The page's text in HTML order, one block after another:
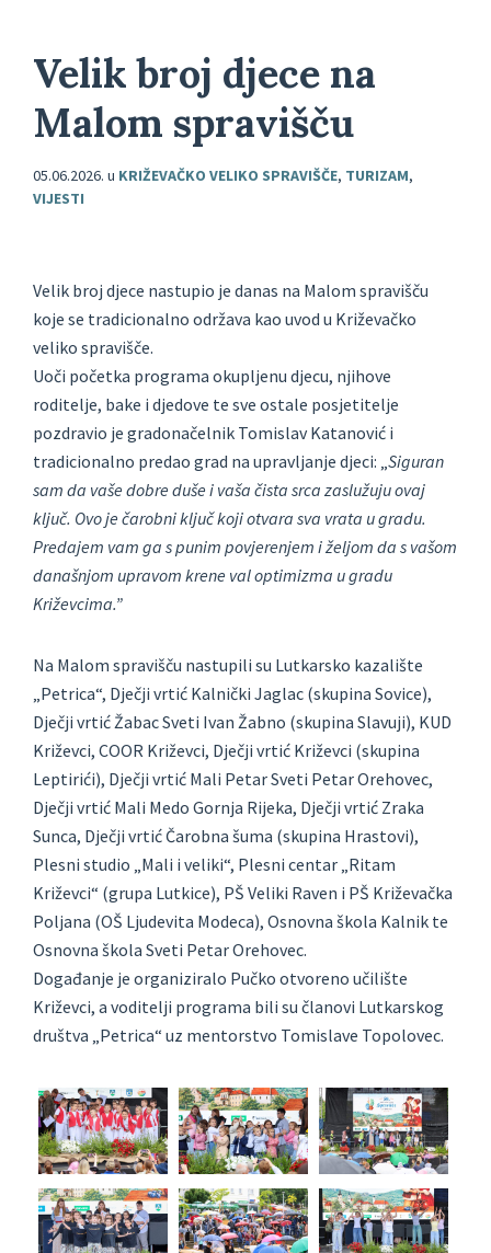
Velik broj djece na
Malom spravišču
05.06.2026. u KRIŽEVAČKO VELIKO SPRAVIŠČE, TURIZAM,
VIJESTI
Velik broj djece nastupio je danas na Malom spravišču
koje se tradicionalno održava kao uvod u Križevačko
veliko spravišče.
Uoči početka programa okupljenu djecu, njihove
roditelje, bake i djedove te sve ostale posjetitelje
pozdravio je gradonačelnik Tomislav Katanović i
tradicionalno predao grad na upravljanje djeci: „Siguran
sam da vaše dobre duše i vaša čista srca zaslužuju ovaj
ključ. Ovo je čarobni ključ koji otvara sva vrata u gradu.
Predajem vam ga s punim povjerenjem i željom da s vašom
današnjom upravom krene val optimizma u gradu
Križevcima.”
Na Malom spravišču nastupili su Lutkarsko kazalište
„Petrica“, Dječji vrtić Kalnički Jaglac (skupina Sovice),
Dječji vrtić Žabac Sveti Ivan Žabno (skupina Slavuji), KUD
Križevci, COOR Križevci, Dječji vrtić Križevci (skupina
Leptirići), Dječji vrtić Mali Petar Sveti Petar Orehovec,
Dječji vrtić Mali Medo Gornja Rijeka, Dječji vrtić Zraka
Sunca, Dječji vrtić Čarobna šuma (skupina Hrastovi),
Plesni studio „Mali i veliki“, Plesni centar „Ritam
Križevci“ (grupa Lutkice), PŠ Veliki Raven i PŠ Križevačka
Poljana (OŠ Ljudevita Modeca), Osnovna škola Kalnik te
Osnovna škola Sveti Petar Orehovec.
Događanje je organiziralo Pučko otvoreno učilište
Križevci, a voditelji programa bili su članovi Lutkarskog
društva „Petrica“ uz mentorstvo Tomislave Topolovec.